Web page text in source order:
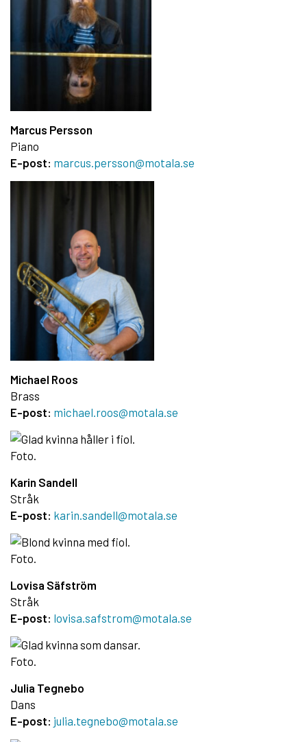
Marcus Persson
Piano
E-post: marcus.persson@motala.se
Michael Roos
Brass
E-post: michael.roos@motala.se
Karin Sandell
Stråk
E-post: karin.sandell@motala.se
Lovisa Säfström
Stråk
E-post: lovisa.safstrom@motala.se
Julia Tegnebo
Dans
E-post: julia.tegnebo@motala.se